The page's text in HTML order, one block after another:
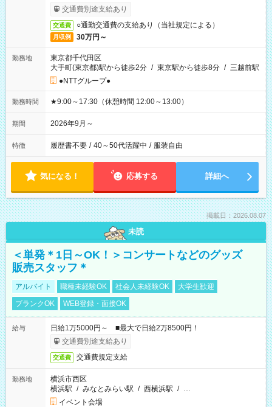
交通費別途支給あり
交通費 ○通勤交通費の支給あり（当社規定による）
月収例 30万円～
勤務地
東京都千代田区
大手町(東京都)駅から徒歩2分 / 東京駅から徒歩8分 / 三越前駅
●NTTグループ●
勤務時間 ★9:00～17:30（休憩時間 12:00～13:00）
期間 2026年9月～
特徴 履歴書不要 / 40～50代活躍中 / 服装自由
気になる！ 応募する 詳細へ
掲載日：2026.08.07
未読
＜単発＊1日～OK！＞コンサートなどのグッズ
販売スタッフ＊
アルバイト 職種未経験OK 社会人未経験OK
大学生歓迎
ブランクOK
WEB登録・面接OK
給与
日給1万5000円～ ■最大で日給2万8500円！
交通費別途支給あり
交通費 交通費規定支給
勤務地
横浜市西区
横浜駅 / みなとみらい駅 / 西横浜駅 / …
イベント会場